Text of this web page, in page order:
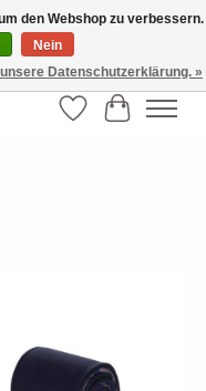
Happiness √Exklusiv und
fashion
Wunschzettel
Ihr
den Webshop zu verbessern.
Nein
Datenschutzerklärung. »